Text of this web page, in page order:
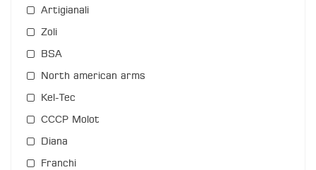
Artigianali
Zoli
BSA
North american arms
Kel-Tec
СССР Molot
Diana
Franchi